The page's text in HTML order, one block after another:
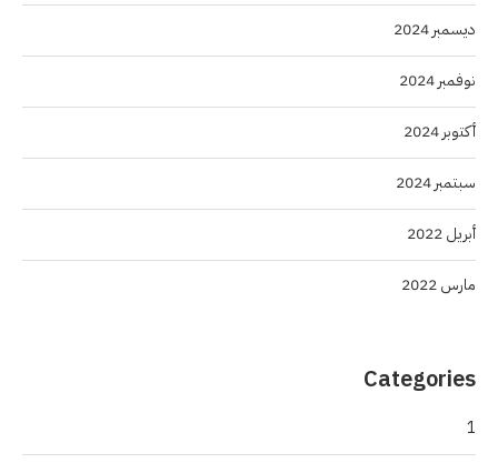
ديسمبر 2024
نوفمبر 2024
أكتوبر 2024
سبتمبر 2024
أبريل 2022
مارس 2022
Categories
1